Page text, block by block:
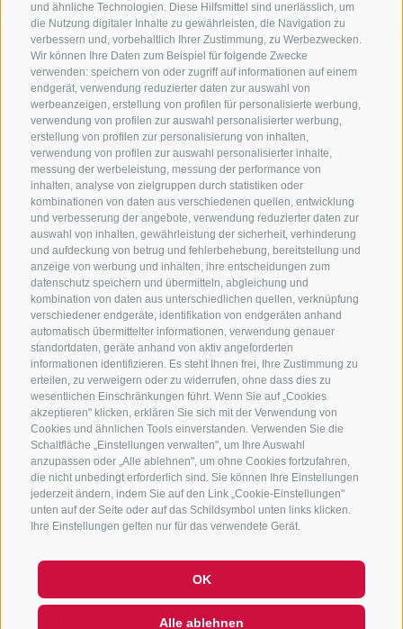
und ähnliche Technologien. Diese Hilfsmittel sind unerlässlich, um
die Nutzung digitaler Inhalte zu gewährleisten, die Navigation zu
verbessern und, vorbehaltlich Ihrer Zustimmung, zu Werbezwecken.
Wir können Ihre Daten zum Beispiel für folgende Zwecke
verwenden: speichern von oder zugriff auf informationen auf einem
endgerät, verwendung reduzierter daten zur auswahl von
werbeanzeigen, erstellung von profilen für personalisierte werbung,
verwendung von profilen zur auswahl personalisierter werbung,
erstellung von profilen zur personalisierung von inhalten,
verwendung von profilen zur auswahl personalisierter inhalte,
messung der werbeleistung, messung der performance von
inhalten, analyse von zielgruppen durch statistiken oder
kombinationen von daten aus verschiedenen quellen, entwicklung
und verbesserung der angebote, verwendung reduzierter daten zur
auswahl von inhalten, gewährleistung der sicherheit, verhinderung
und aufdeckung von betrug und fehlerbehebung, bereitstellung und
anzeige von werbung und inhalten, ihre entscheidungen zum
datenschutz speichern und übermitteln, abgleichung und
kombination von daten aus unterschiedlichen quellen, verknüpfung
verschiedener endgeräte, identifikation von endgeräten anhand
automatisch übermittelter informationen, verwendung genauer
standortdaten, geräte anhand von aktiv angeforderten
informationen identifizieren. Es steht Ihnen frei, Ihre Zustimmung zu
erteilen, zu verweigern oder zu widerrufen, ohne dass dies zu
wesentlichen Einschränkungen führt. Wenn Sie auf „Cookies
akzeptieren" klicken, erklären Sie sich mit der Verwendung von
Cookies und ähnlichen Tools einverstanden. Verwenden Sie die
Schaltfläche „Einstellungen verwalten", um Ihre Auswahl
anzupassen oder „Alle ablehnen", um ohne Cookies fortzufahren,
die nicht unbedingt erforderlich sind. Sie können Ihre Einstellungen
jederzeit ändern, indem Sie auf den Link „Cookie-Einstellungen"
unten auf der Seite oder auf das Schildsymbol unten links klicken.
Ihre Einstellungen gelten nur für das verwendete Gerät.
OK
Alle ablehnen
KONTAKTIERE UNS
+39 0472 765325/+39 0472 760608/+39 0472
632372
info@sterzing-ratschings.it
NEWSLETTER
Bleib am Laufenden
Newsletter Anmelden
COOKIE-RICHTLINIE